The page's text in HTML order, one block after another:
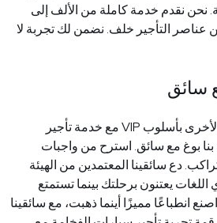
نحن نقدم خدمة كاملة من الألف إلى
عناصر التأجير خلف. نضمن لك تجربة لا
سائق
بأسلوب VIPمع خدمة تأجير
بنا بوغ مع سائق. استرح من واجبات
دع سائقينا المعتمدين من الهيئة
اللغات يعتنون برحلتك بينما تستمتع
انطباعًا مميزًا أينما ذهبت، مع سائقينا